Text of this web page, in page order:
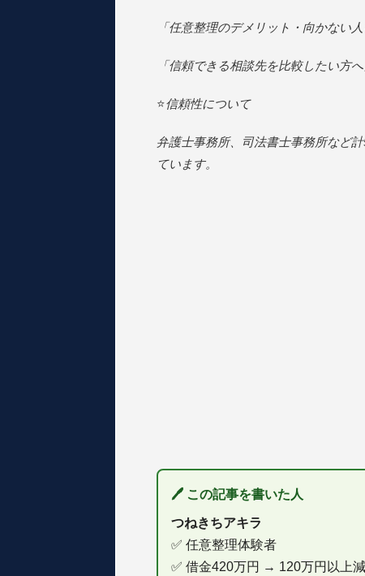
「任意整理のデメリット・向かない
「信頼できる相談先を比較したい方へ
⭐️信頼性について
弁護士事務所、司法書士事務所など
ています。
🖊 この記事を書いた人
つねきちアキラ
✅ 任意整理体験者
✅ 借金420万円 → 120万円以上